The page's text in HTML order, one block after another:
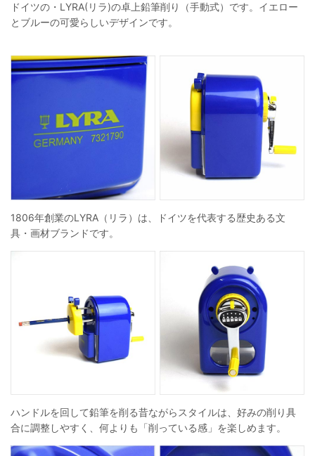
ドイツの・LYRA(リラ)の卓上鉛筆削り（手動式）です。イエロー
とブルーの可愛らしいデザインです。
1806年創業のLYRA（リラ）は、ドイツを代表する歴史ある文
具・画材ブランドです。
ハンドルを回して鉛筆を削る昔ながらスタイルは、好みの削り具
合に調整しやすく、何よりも「削っている感」を楽しめます。